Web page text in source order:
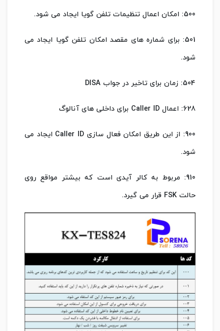
500: امکان اعمال تنظیمات تلفن گویا ایجاد می شود.
501: برای شماره های مقصد امکان تلفن گویا ایجاد می
شود.
504: زمان برای تاخیر در جواب DISA
628: اعمال Caller ID برای داخلی های آنالوگ
900: از این طریق امکان فعال سازی Caller ID ایجاد می
شود.
910: مربوط به کالر آیدی است که بیشتر مواقع روی
حالت FSK قرار می گیرد.